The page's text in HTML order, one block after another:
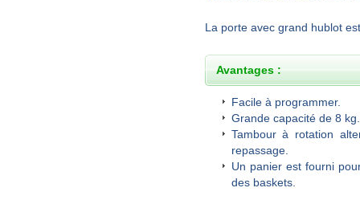
La porte avec grand hublot
Avantages :
Facile à programmer.
Grande capacité de 8 kg.
Tambour à rotation
repassage.
Un panier est fourni
des baskets.